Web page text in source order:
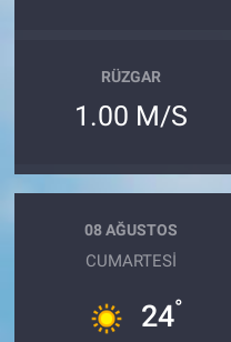
RÜZGAR
1.00 M/S
08 AĞUSTOS
CUMARTESI
24°